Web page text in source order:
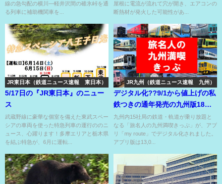
線の急勾配の横川―軽井沢間の碓氷峠を通
る列車に補助機関車を...
屋根に電流が流れて穴が開き、エアコンの
断熱材が発火した可能性があ...
JR東日本（鉄道ニュース速報 東日本）
5/17日の『JR東日本』のニュー
ス
武蔵野線に豪華な個室を備えた東武スペー
シアの車両を使った特急列車の運行ののニ
ュース、心躍ります！多摩エリアと栃木県
を結ぶ特急が、6月に運転...
JR九州（鉄道ニュース速報 九州）
デジタル化??9/1から値上げの私
鉄つきの通年発売の九州版18き
っぷ??
九州内15社局の鉄道・軌道が乗り放題と
なる「旅名人の九州満喫きっぷ」が、アプ
リ「my route」でデジタル化されました。
アプリ版は13,0...